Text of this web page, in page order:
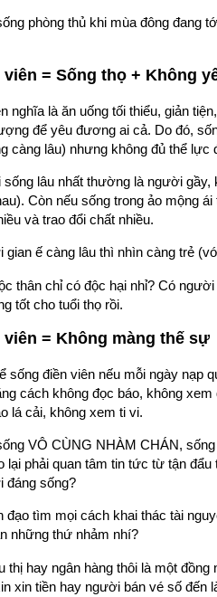
phòng thủ khi mùa đông đang
viên = Sống thọ + Không
nghĩa là ăn uống tối thiểu, giản
để yêu đương ai cả. Do đó,
càng lâu) nhưng không đủ thể lực
lâu nhất thường là người
Còn nếu sống trong ảo mộng
và trao đổi chất nhiều.
ế càng lâu thì nhìn càng trẻ
thân chỉ có độc hại nhỉ? Có
tốt cho tuổi thọ rồi.
viên = Không màng thế sự
sống điền viên nếu mỗi ngày nạp
cách không đọc báo, không
lá cải, không xem ti vi.
VÔ CÙNG NHÀM CHÁN,
lại phải quan tâm tin tức từ tận
đáng sống?
đạo tìm mọi cách khai thác tài
những thứ nhảm nhí?
thị hay ngân hàng thôi là một
xin tiền hay người bán vé số đến